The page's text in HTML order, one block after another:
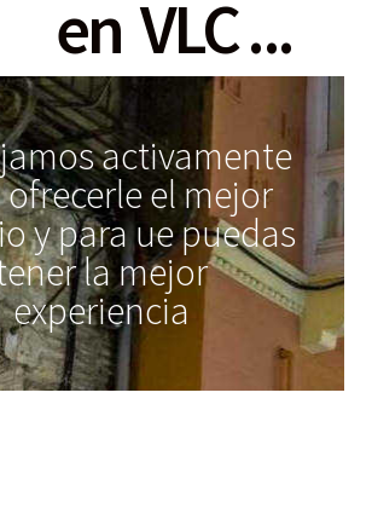
en  VLC ...
activamente
el mejor
y para ue puedas
la mejor
experiencia